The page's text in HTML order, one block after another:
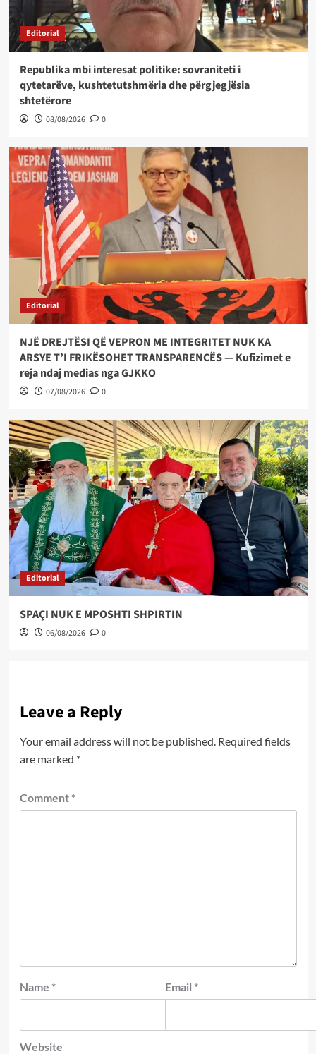
Editorial
Republika mbi interesat politike: sovraniteti i
qytetarëve, kushtetutshmëria dhe përgjegjësia
shtetërore
08/08/2026 0
Editorial
NJË DREJTËSI QË VEPRON ME INTEGRITET NUK KA
ARSYE T’I FRIKËSOHET TRANSPARENCËS — Kufizimet e
reja ndaj medias nga GJKKO
07/08/2026 0
Editorial
SPAÇI NUK E MPOSHTI SHPIRTIN
06/08/2026 0
Leave a Reply
Your email address will not be published. Required fields
are marked *
Comment *
Name * Email *
Website